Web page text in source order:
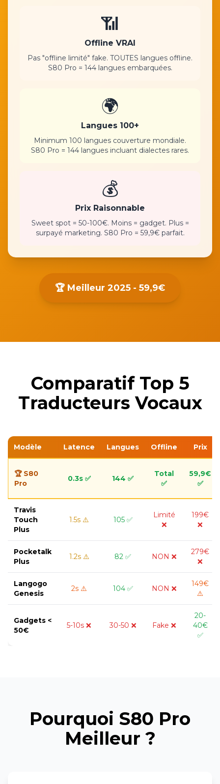
📶
Offline VRAI
Pas "offline limité" fake. TOUTES langues offline.
S80 Pro = 144 langues embarquées.
🌍
Langues 100+
Minimum 100 langues couverture mondiale.
S80 Pro = 144 langues incluant dialectes rares.
💰
Prix Raisonnable
Sweet spot = 50-100€. Moins = gadget. Plus =
surpayé marketing. S80 Pro = 59,9€ parfait.
🏆 Meilleur 2025 - 59,9€
Comparatif Top 5
Traducteurs Vocaux
Modèle Latence Langues Offline Prix
🏆 S80
Pro
0.3s ✅ 144 ✅
Total
✅
59,9€
✅
Travis
Touch
Plus
1.5s ⚠️ 105 ✅
Limité
❌
199€
❌
Pocketalk
Plus
1.2s ⚠️ 82 ✅ NON ❌
279€
❌
Langogo
Genesis
2s ⚠️ 104 ✅ NON ❌
149€
⚠️
Gadgets <
50€
5-10s ❌ 30-50 ❌ Fake ❌
20-
40€
✅
Pourquoi S80 Pro
Meilleur ?